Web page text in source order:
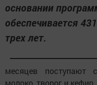
основании
обеспечивается
трех лет.
месяцев
молоко, творог и кефир.